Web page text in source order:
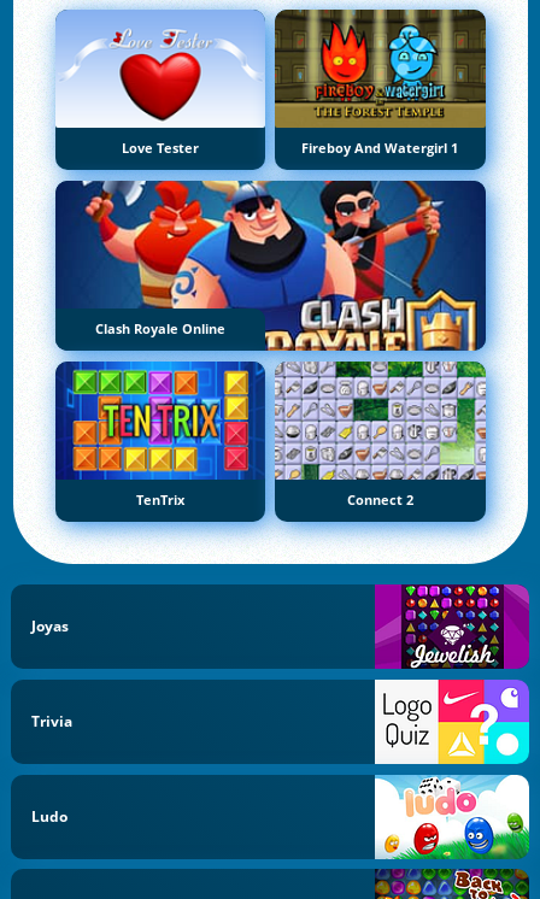
Love Tester Fireboy And Watergirl 1
Clash Royale Online
TenTrix Connect 2
Joyas
Trivia
Ludo